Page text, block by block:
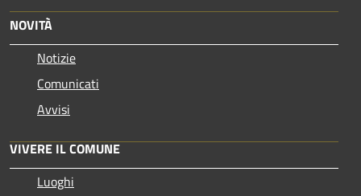
NOVITÀ
Notizie
Comunicati
Avvisi
VIVERE IL COMUNE
Luoghi